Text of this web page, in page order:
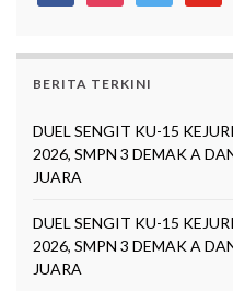
BERITA TERKINI
DUEL SENGIT KU-15
2026, SMPN 3 DEMAK A
JUARA
DUEL SENGIT KU-15
2026, SMPN 3 DEMAK A
JUARA